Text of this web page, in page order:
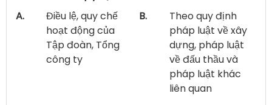
A.
Điều lệ, quy chế
hoạt động của
Tập đoàn, Tổng
công ty
B.
Theo quy định
pháp luật về xây
dựng, pháp luật
về đấu thầu và
pháp luật khác
liên quan